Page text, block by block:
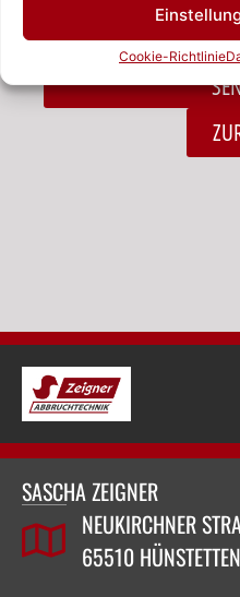
Cookie-Richtlinie
Ich habe die
genommen.*
SASCHA ZEIGNER
NEUKIRCHNER
65510 HÜNSTETTEN